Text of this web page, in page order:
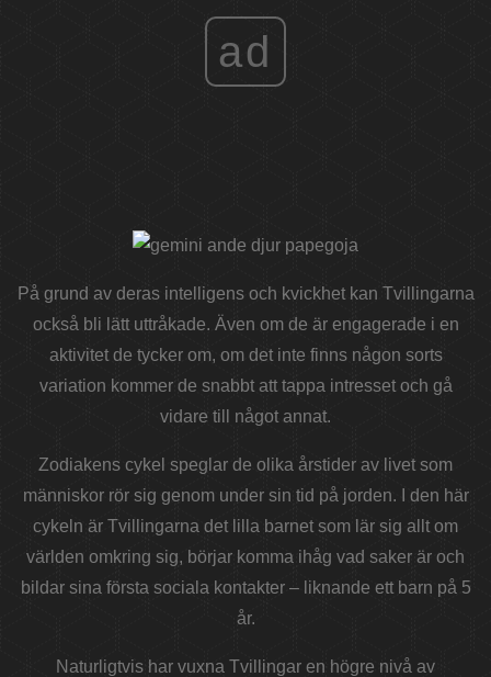
ad
På grund av deras intelligens och kvickhet kan Tvillingarna
också bli lätt uttråkade. Även om de är engagerade i en
aktivitet de tycker om, om det inte finns någon sorts
variation kommer de snabbt att tappa intresset och gå
vidare till något annat.
Zodiakens cykel speglar de olika årstider av livet som
människor rör sig genom under sin tid på jorden. I den här
cykeln är Tvillingarna det lilla barnet som lär sig allt om
världen omkring sig, börjar komma ihåg vad saker är och
bildar sina första sociala kontakter – liknande ett barn på 5
år.
Naturligtvis har vuxna Tvillingar en högre nivå av